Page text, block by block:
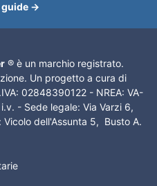
guide →
® è un marchio registrato.
Un progetto a cura di
02848390122 - NREA: VA-
- Sede legale: Via Varzi 6,
dell'Assunta 5, Busto A.